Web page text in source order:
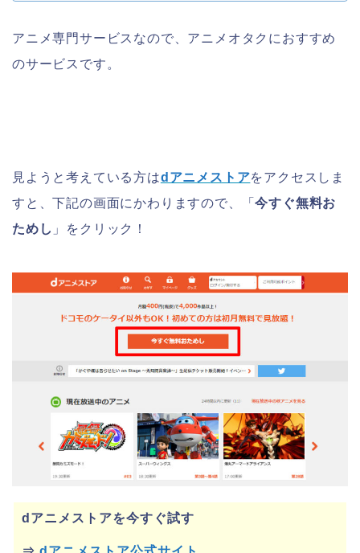
アニメ専門サービスなので、アニメオタクにおすすめ
のサービスです。
見ようと考えている方はdアニメストアをアクセスしま
すと、下記の画面にかわりますので、「今すぐ無料お
ためし 」をクリック！
dアニメストアを今すぐ試す